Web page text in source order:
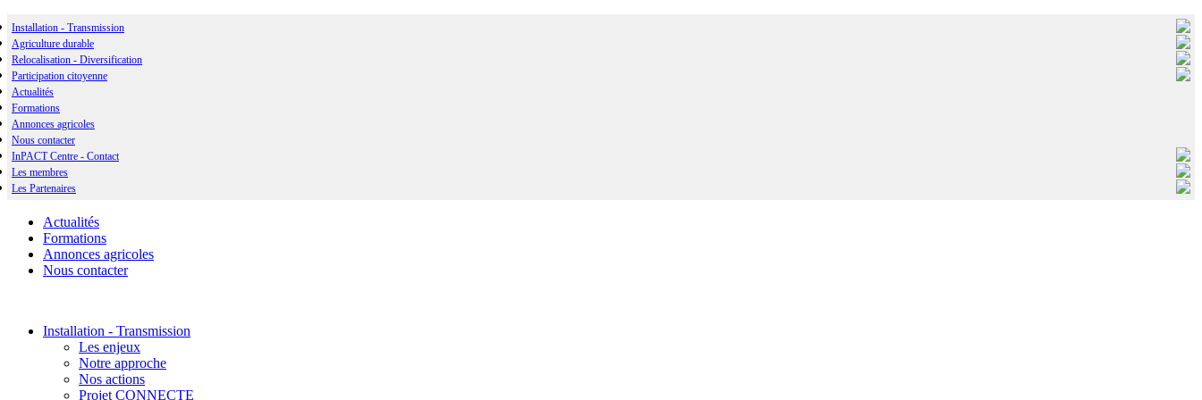
Installation - Transmission
Agriculture durable
Relocalisation - Diversification
Participation citoyenne
Actualités
Formations
Annonces agricoles
Nous contacter
InPACT Centre - Contact
Les membres
Les Partenaires
Actualités
Formations
Annonces agricoles
Nous contacter
Installation - Transmission
Les enjeux
Notre approche
Nos actions
Projet CONNECTE